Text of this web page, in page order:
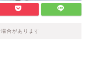
合があります